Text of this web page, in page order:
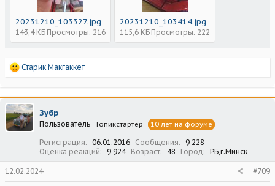
20231210_103327.jpg
143,4 КБ Просмотры: 216
20231210_103414.jpg
115,6 КБ Просмотры: 222
Р
а
к
ц
и
и
Старик Макгаккет
Зубр
Пользователь Топикстартер 10 лет на форуме
Регистрация 06.01.2016 Сообщения
9 228
Оценка реакций
9 924 Возраст 48 Город РБ,г.Минск
12.02.2024 #709